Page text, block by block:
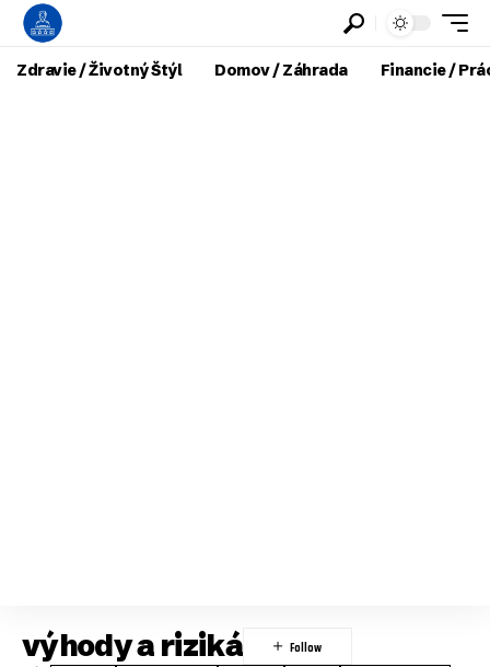
Zdravie / Životný Štýl Domov / Záhrada Financie /
výhody a riziká